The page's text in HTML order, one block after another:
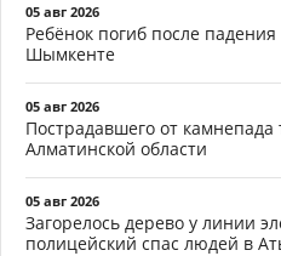
05 авг 2026
Ребёнок погиб после
Шымкенте
05 авг 2026
Пострадавшего от камнепада
Алматинской области
05 авг 2026
Загорелось дерево у линии
полицейский спас людей в